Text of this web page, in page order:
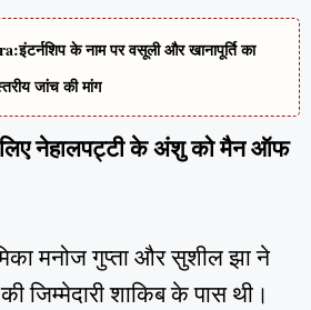
के नाम पर वसूली और खानापूर्ति का
जांच की मांग
लिए नेहालपट्टी के अंशु को मैन ऑफ
मनोज गुप्ता और सुशील झा ने
जिम्मेदारी शाकिब के पास थी।